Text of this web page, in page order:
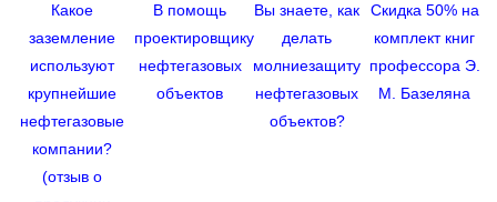
Какое
заземление
используют
крупнейшие
нефтегазовые
компании?
(отзыв о
В помощь
проектировщику
нефтегазовых
объектов
Вы знаете, как
делать
молниезащиту
нефтегазовых
объектов?
Скидка 50% на
комплект книг
профессора Э.
М. Базеляна